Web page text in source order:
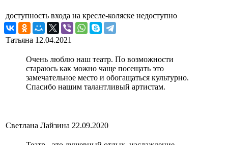
доступность входа на кресле-коляске недоступно
Татьяна 12.04.2021
Очень люблю наш театр. По возможности
стараюсь как можно чаще посещать это
замечательное место и обогащаться культурно.
Спасибо нашим талантливый артистам.
Светлана Лайзина 22.09.2020